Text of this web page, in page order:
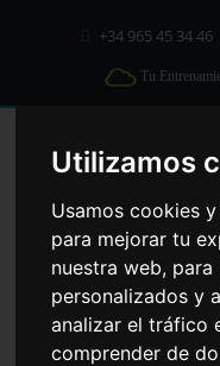
Utilizamos
Usamos cookies
para mejorar tu
nuestra web,
personalizados y
analizar el tráfico
comprender de
+34 965 45 34 46
Tu
C/ Mallorca